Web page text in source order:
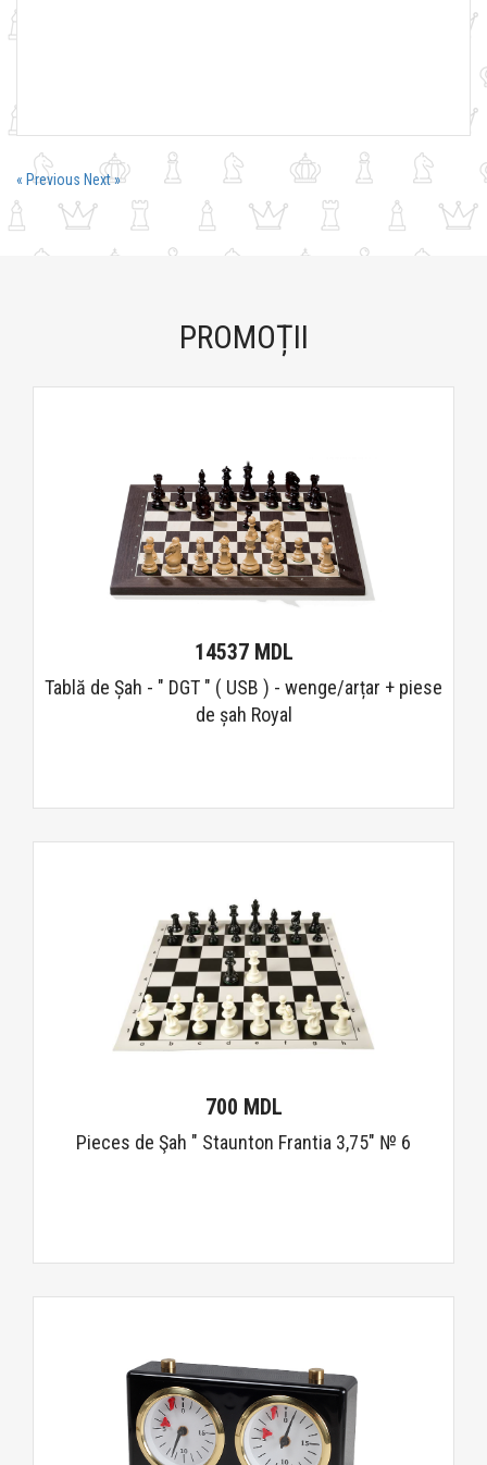
« Previous Next »
PROMOȚII
14537 MDL
Tablă de Șah - " DGT " ( USB ) - wenge/arțar + piese
de șah Royal
700 MDL
Pieces de Şah " Staunton Frantia 3,75" № 6